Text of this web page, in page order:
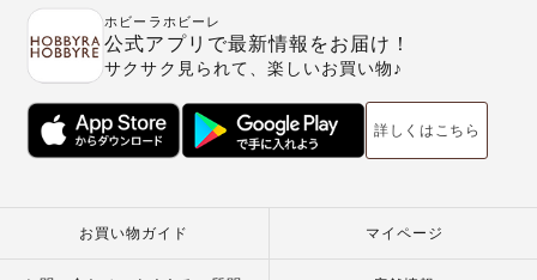
ホビーラホビーレ
公式アプリで最新情報をお届け！
サクサク見られて、楽しいお買い物♪
詳しくはこちら
お買い物ガイド マイページ